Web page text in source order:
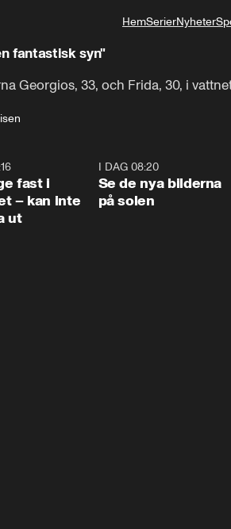
HemSerierNyheter
fantastisk syn"
Georgios, 33, och Frida, 30, i
fast i
– kan inte
ut
I DAG 08:20
Se de nya bilderna
på solen